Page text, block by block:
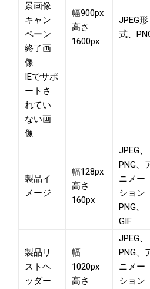
景画像
キャン
ペーン
終了画
像
IEでサポ
ートさ
れてい
ない画
像
幅900px
高さ
1600px
JPEG形
式、
製品イ
メージ
幅128px
高さ
160px
JPEG、
PNG、
ニメー
ション
PNG、
GIF
製品リ
ストヘ
ッダー
幅
1020px
高さ
JPEG、
PNG、
ニメー
ション